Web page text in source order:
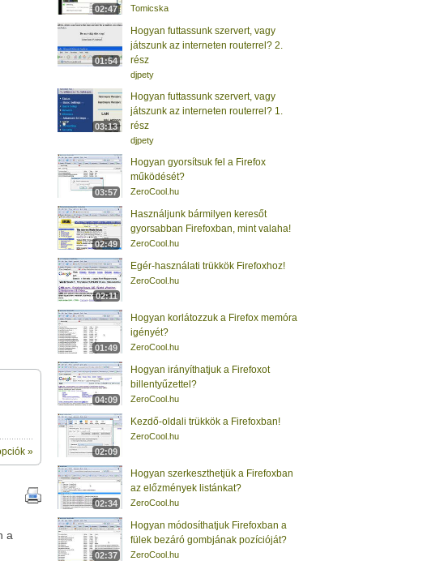
»
a
02:47 Tomicska
01:54
Hogyan futtassunk szervert, vagy
játszunk az interneten routerrel? 2.
rész
djpety
03:13
Hogyan futtassunk szervert, vagy
játszunk az interneten routerrel? 1.
rész
djpety
03:57
Hogyan gyorsítsuk fel a Firefox
működését?
ZeroCool.hu
02:49
Használjunk bármilyen keresőt
gyorsabban Firefoxban, mint valaha!
ZeroCool.hu
02:11
Egér-használati trükkök Firefoxhoz!
ZeroCool.hu
01:49
Hogyan korlátozzuk a Firefox memóra
igényét?
ZeroCool.hu
04:09
Hogyan irányíthatjuk a Firefoxot
billentyűzettel?
ZeroCool.hu
02:09
Kezdő-oldali trükkök a Firefoxban!
ZeroCool.hu
02:34
Hogyan szerkeszthetjük a Firefoxban
az előzmények listánkat?
ZeroCool.hu
02:37
Hogyan módosíthatjuk Firefoxban a
fülek bezáró gombjának pozícióját?
ZeroCool.hu